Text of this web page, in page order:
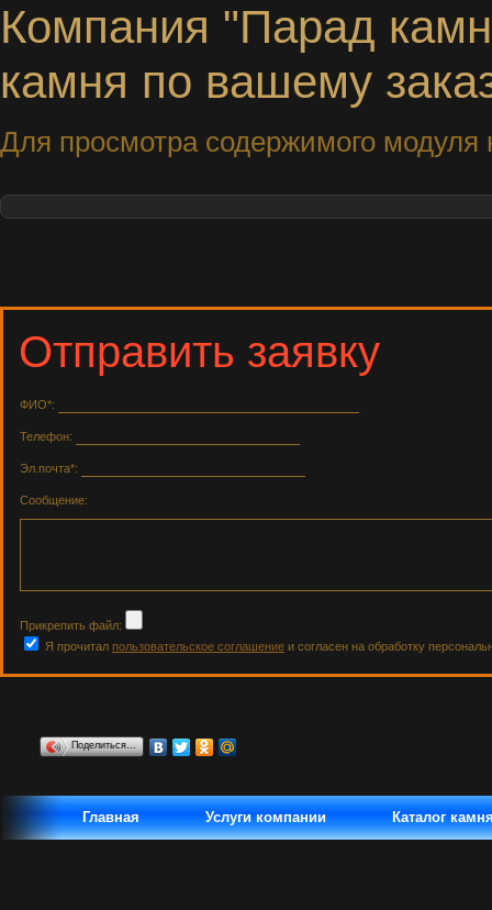
Компания "Парад
камня по вашему
Для просмотра содержимого
Отправить заявку
ФИО*:
Телефон:
Эл.почта*:
Сообщение:
Прикрепить файл:
Я прочитал пользовательское соглашение и согласен на обработку
Поделиться…
Главная Услуги компании Каталог